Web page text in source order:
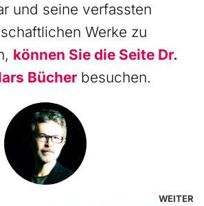
und seine verfassten
Werke zu
können Sie die Seite Dr.
Bücherbesuchen.
WEITER